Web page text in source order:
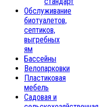
Обслуживание
биотуалетов,
септиков,
выгребных
ям
Бассейны
Велопарковки
Пластиковая
мебель
Садовая и